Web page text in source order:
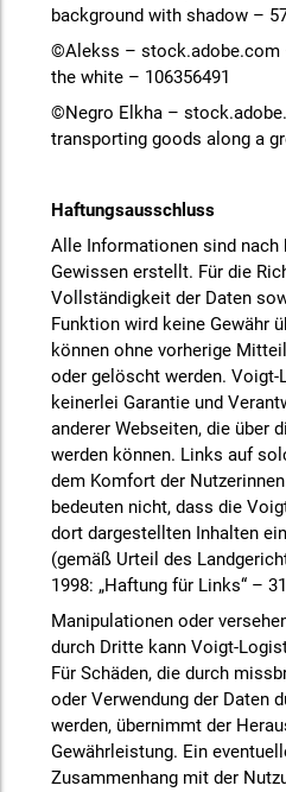
background with shadow –
©Alekss – stock.adobe.com
the white – 106356491
©Negro Elkha –
transporting goods along a
Haftungsausschluss
Alle Informationen sind nach
Gewissen erstellt. Für die
Vollständigkeit der Daten
Funktion wird keine Gewähr
können ohne vorherige
oder gelöscht werden.
keinerlei Garantie und
anderer Webseiten, die über
werden können. Links auf
dem Komfort der
bedeuten nicht, dass die
dort dargestellten Inhalten
(gemäß Urteil des
1998: „Haftung für Links“ –
Manipulationen oder
durch Dritte kann Voigt-
Für Schäden, die durch
oder Verwendung der Daten
werden, übernimmt der
Gewährleistung. Ein
Zusammenhang mit der